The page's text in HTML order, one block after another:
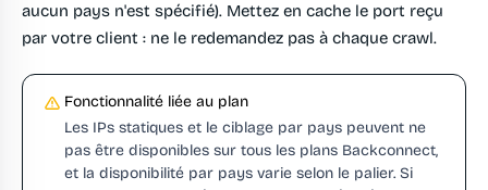
aucun pays n'est spécifié). Mettez en cache le port reçu
par votre client : ne le redemandez pas à chaque crawl.
Fonctionnalité liée au plan
Les IPs statiques et le ciblage par pays peuvent ne
pas être disponibles sur tous les plans Backconnect,
et la disponibilité par pays varie selon le palier. Si